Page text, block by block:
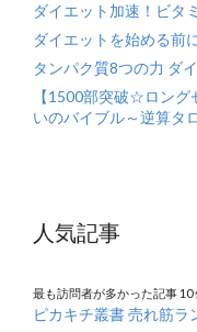
ダイエット加速！ビタ
ダイエットを始める前
タンパク質8つの力 ダ
【1500部突破☆ロン
いのバイブル～逆算タ
人気記事
最も訪問者が多かった記事 10
ピカキチ叢書 売れ筋